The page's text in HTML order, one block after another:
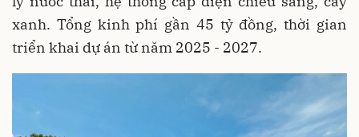
xanh. Tổng kinh phí gần 45 tỷ đồng, thời gian
triển khai dự án từ năm 2025 - 2027.